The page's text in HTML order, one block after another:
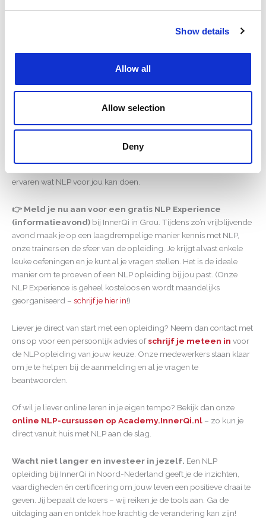
Show details
Allow all
Allow selection
Deny
aanvraag regelmatig op locatie bij bedrijven door het hele land
(inclusief de noordelijke provincies) om maatwerk NLP-trainingen
Klaar voor de volgende stap? Begin je NLP-avontuur bij InnerQi
Ben je enthousiast geworden over wat een NLP opleiding voor jou
kan betekenen? Wacht dan niet langer om de volgende stap te
ervaren wat NLP voor jou kan doen.
👉 Meld je nu aan voor een gratis NLP Experience
(informatieavond) bij InnerQi in Grou. Tijdens zo’n vrijblijvende
avond maak je op een laagdrempelige manier kennis met NLP,
onze trainers en de sfeer van de opleiding. Je krijgt alvast enkele
leuke oefeningen en je kunt al je vragen stellen. Het is de ideale
manier om te proeven of een NLP opleiding bij jou past. (Onze
NLP Experience is geheel kosteloos en wordt maandelijks
georganiseerd – schrijf je hier in!)
Liever je direct van start met een opleiding? Neem dan contact met
ons op voor een persoonlijk advies ofschrijf je meteen in voor
de NLP opleiding van jouw keuze. Onze medewerkers staan klaar
om je te helpen bij de aanmelding en al je vragen te
beantwoorden.
Of wil je liever online leren in je eigen tempo? Bekijk dan onze
online NLP-cursussen op Academy.InnerQi.nl – zo kun je
direct vanuit huis met NLP aan de slag.
Wacht niet langer en investeer in jezelf. Een NLP
opleiding bij InnerQi in Noord-Nederland geeft je de inzichten,
vaardigheden én certificering om jouw leven een positieve draai te
geven. Jij bepaalt de koers – wij reiken je de tools aan. Ga de
uitdaging aan en ontdek hoe krachtig de verandering kan zijn!